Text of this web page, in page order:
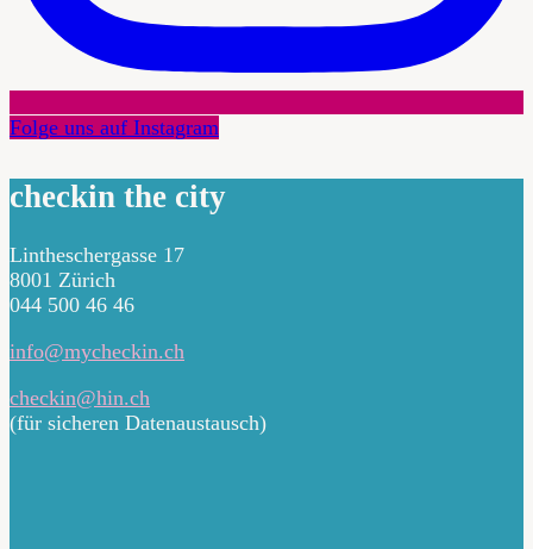
Folge uns auf Instagram
checkin the city
Lintheschergasse 17
8001 Zürich
044 500 46 46
info@mycheckin.ch
checkin@hin.ch
(für sicheren Datenaustausch)